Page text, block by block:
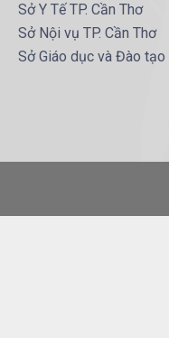
Sở Y Tế TP. Cần Thơ
Sở Nội vụ TP. Cần Thơ
Sở Giáo dục và Đào tạo